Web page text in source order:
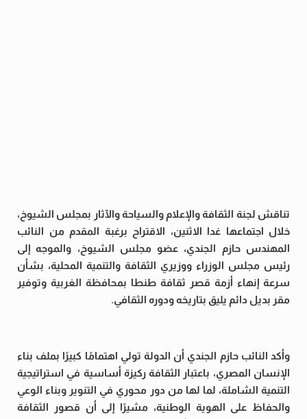
تناقش لجنة الثقافة والإعلام والسياحة والآثار بمجلس الشيوخ،
خلال اجتماعها غدا الاثنين، الاقتراح برغبة المقدم من النائب
المهندس حازم الجندي، عضو مجلس الشيوخ، والموجه إلى
رئيس مجلس الوزراء ووزيري الثقافة والتنمية المحلية، بشأن
سرعة إنهاء أزمة قصر ثقافة طنطا بمحافظة الغربية وتوفير
مقر بديل دائم يليق بتاريخه ودوره الثقافي.
وأكد النائب حازم الجندي أن الدولة تولي اهتمامًا كبيرًا بملف بناء
الإنسان المصري، باعتبار الثقافة ركيزة أساسية في استراتيجية
التنمية الشاملة، لما لها من دور محوري في التنوير وبناء الوعي
والحفاظ على الهوية الوطنية، مشيرًا إلى أن قصور الثقافة